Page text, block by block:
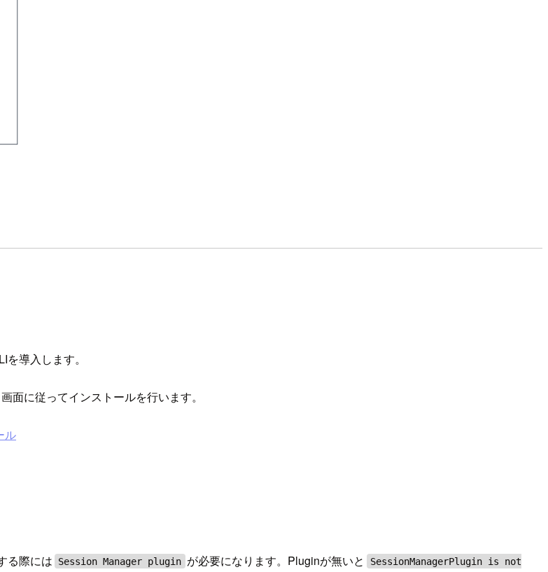
導入します。
に従ってインストールを行います。
ル
る際には Session Manager plugin が必要になります。Pluginが無いと
SessionManagerPlugin is not